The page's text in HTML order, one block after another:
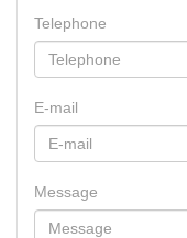
Telephone
E-mail
Message